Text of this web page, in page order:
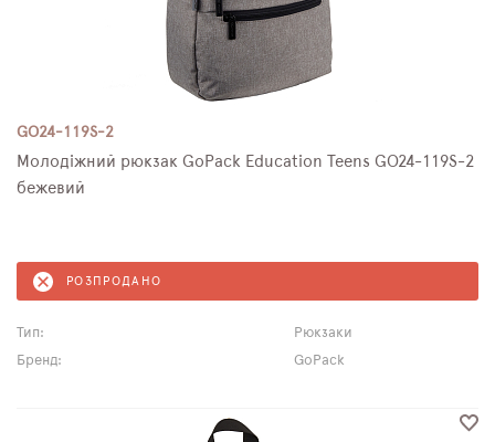
GO24-119S-2
Молодіжний рюкзак GoPack Education Teens GO24-119S-2
бежевий
РОЗПРОДАНО
Тип:
Рюкзаки
Бренд:
GoPack